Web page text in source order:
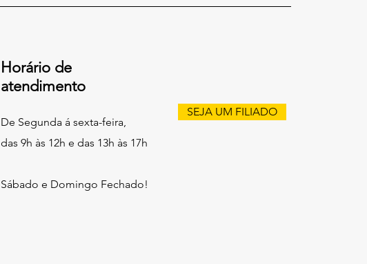
Horário de
atendimento
De Segunda á sexta-feira,
das 9h às 12h e das 13h às 17h
Sábado e Domingo Fechado!
SEJA UM FILIADO